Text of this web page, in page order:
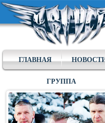
ГЛАВНАЯ
ГРУППА